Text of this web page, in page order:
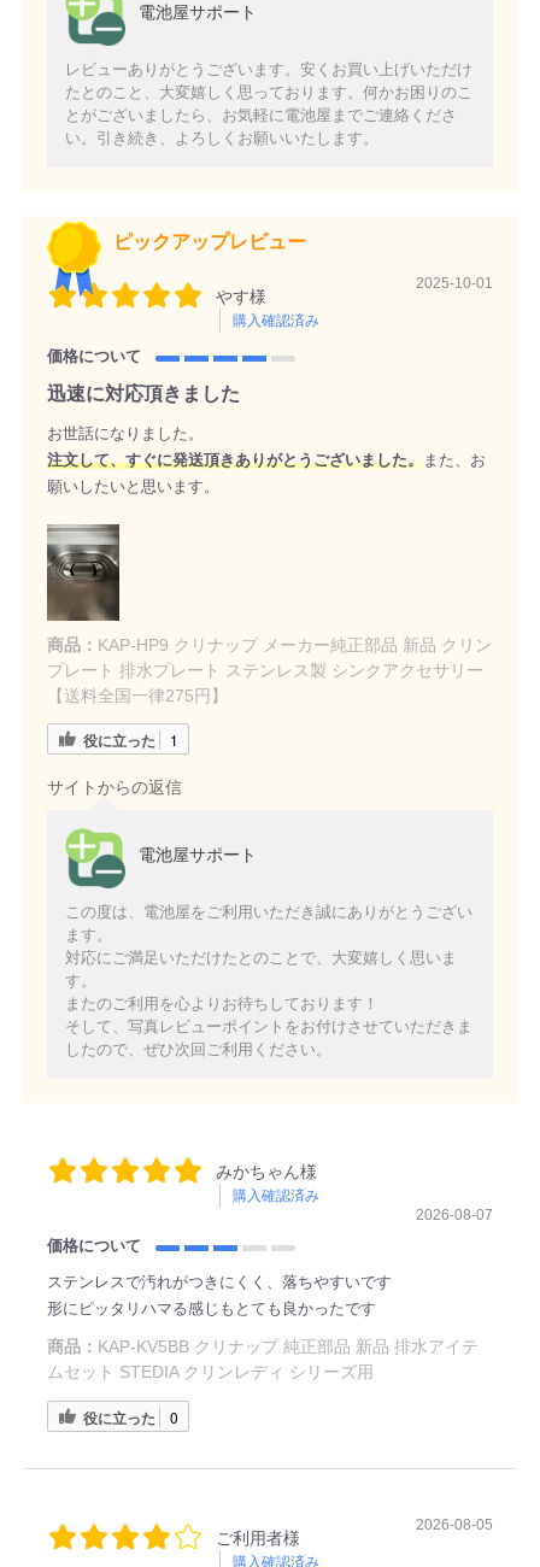
電池屋サポート
レビューありがとうございます。安くお買い上げいただけ
たとのこと、大変嬉しく思っております。何かお困りのこ
とがございましたら、お気軽に電池屋までご連絡くださ
い。引き続き、よろしくお願いいたします。
ピックアップレビュー
やす様
購入確認済み
2025-10-01
価格について
迅速に対応頂きました
お世話になりました。
注文して、すぐに発送頂きありがとうございました。また、お
願いしたいと思います。
商品： KAP-HP9 クリナップ メーカー純正部品 新品 クリン
プレート 排水プレート ステンレス製 シンクアクセサリー
【送料全国一律275円】
役に立った 1
サイトからの返信
電池屋サポート
この度は、電池屋をご利用いただき誠にありがとうござい
ます。
対応にご満足いただけたとのことで、大変嬉しく思いま
す。
またのご利用を心よりお待ちしております！
そして、写真レビューポイントをお付けさせていただきま
したので、ぜひ次回ご利用ください。
みかちゃん様
購入確認済み
2026-08-07
価格について
ステンレスで汚れがつきにくく、落ちやすいです
形にピッタリハマる感じもとても良かったです
商品： KAP-KV5BB クリナップ 純正部品 新品 排水アイテ
ムセット STEDIA クリンレディ シリーズ用
役に立った 0
ご利用者様
購入確認済み
2026-08-05